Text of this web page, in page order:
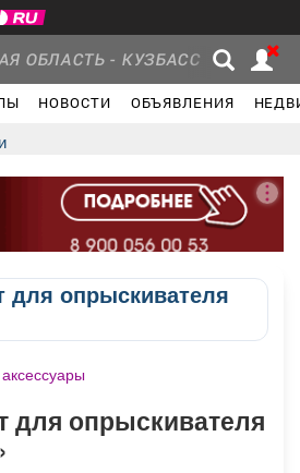
ОБЛАСТЬ - КУЗБАСС
НОВОСТИ ОБЪЯВЛЕНИЯ
Услуги
аксессуары
для опрыскивателя